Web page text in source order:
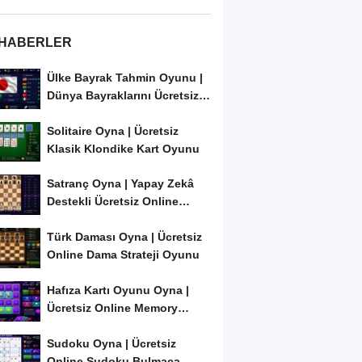
Ülke Bayrak Tahmin Oyunu |
Dünya Bayraklarını Ücretsiz
Solitaire Oyna | Ücretsiz
Klasik Klondike Kart Oyunu
Satranç Oyna | Yapay Zekâ
Destekli Ücretsiz Online
Türk Daması Oyna | Ücretsiz
Online Dama Strateji Oyunu
Hafıza Kartı Oyunu Oyna |
Ücretsiz Online Memory
Sudoku Oyna | Ücretsiz